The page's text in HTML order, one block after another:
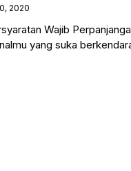
2020
Wajib
yang suka